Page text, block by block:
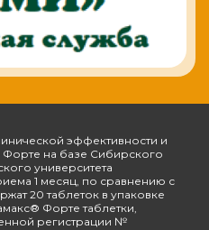
эффективности и
на базе Сибирского
университета
1 месяц, по сравнению с
20 таблеток в упаковке
Форте таблетки,
регистрации №